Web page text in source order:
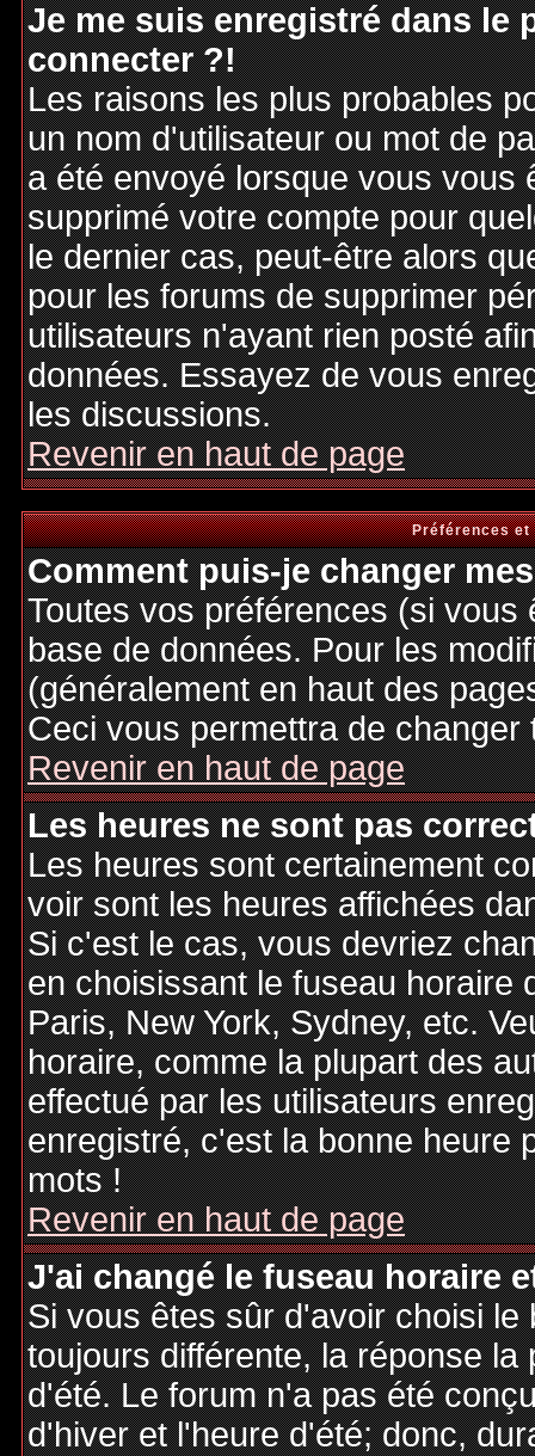
Je me suis enregistré dans le
connecter ?!
Les raisons les plus probables
un nom d'utilisateur ou mot de
a été envoyé lorsque vous vous
supprimé votre compte pour
le dernier cas, peut-être alors
pour les forums de supprimer
utilisateurs n'ayant rien posté
données. Essayez de vous
les discussions.
Revenir en haut de page
Préférences
Comment puis-je changer
Toutes vos préférences (si
base de données. Pour les
(généralement en haut des
Ceci vous permettra de
Revenir en haut de page
Les heures ne sont pas
Les heures sont certainement
voir sont les heures affichées
Si c'est le cas, vous devriez
en choisissant le fuseau horaire
Paris, New York, Sydney, etc.
horaire, comme la plupart des
effectué par les utilisateurs
enregistré, c'est la bonne heure
mots !
Revenir en haut de page
J'ai changé le fuseau horaire
Si vous êtes sûr d'avoir choisi
toujours différente, la réponse
d'été. Le forum n'a pas été
d'hiver et l'heure d'été; donc,